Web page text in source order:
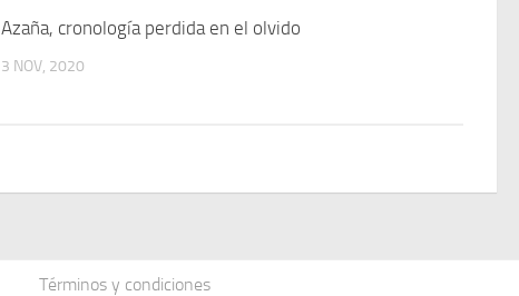
Azaña, cronología perdida en el olvido
3 NOV, 2020
Términos y condiciones